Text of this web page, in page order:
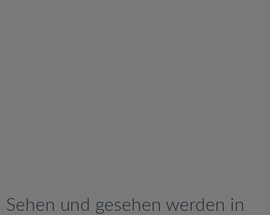
Sehen und gesehen werden in